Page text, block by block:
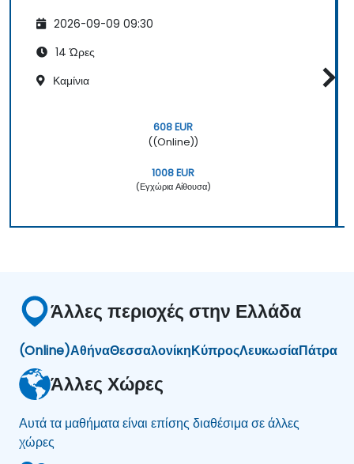
2026-09-09 09:30
14 Ώρες
Καμίνια
608 EUR
((Online))
1008 EUR
(Εγχώρια Αίθουσα)
Άλλες περιοχές στην Ελλάδα
(Online)ΑθήναΘεσσαλονίκηΚύπροςΛευκωσίαΠάτρα
Άλλες Χώρες
Αυτά τα μαθήματα είναι επίσης διαθέσιμα σε άλλες
χώρες